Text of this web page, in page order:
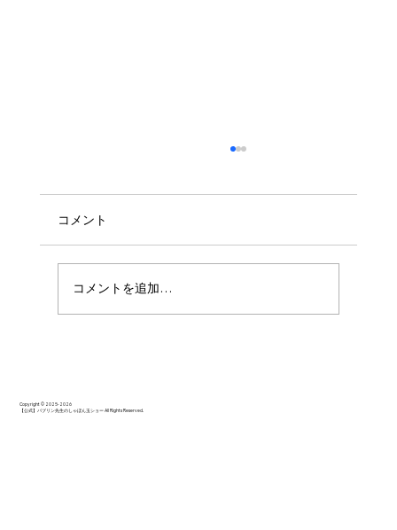
コメント
コメントを追加…
Copyright © 2025-2026
【公式】バブリン先生のしゃぼん玉ショー All Rights Reserved.